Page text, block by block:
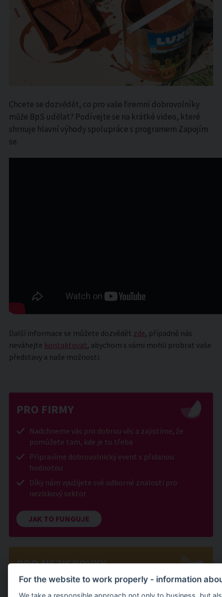
Chcete se dozvědět, co pro vaše firemní dobrovolníky
může BpS udělat? Podívejte se na krátké video, které
shrnuje hlavní výhody spolupráce s programem Zapojím
se.
Další informace se můžete dozvědět zde, případně nás
neváhejte kontaktovat, abychom s vámi mohli probrat vaše
představy a naše možnosti.
PRO FIRMY
Nadchneme vás pro dobrou věc a zajistíme, že
pomůžete tam, kde je to třeba
Připravíme dobrovolnický event s přidanou
hodnotou
Díky nám využijete své odborné znalosti pro
neziskový sektor
JAK TO FUNGUJE
PRO NEZISKOVKY
Zapojte se do největší profesionální sítě pro firemní
For the website to work properly - information